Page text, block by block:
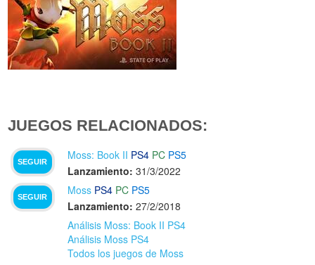
JUEGOS RELACIONADOS:
SEGUIR
Moss: Book II PS4 PC PS5
Lanzamiento: 31/3/2022
SEGUIR
Moss PS4 PC PS5
Lanzamiento: 27/2/2018
Análisis Moss: Book II PS4
Análisis Moss PS4
Todos los juegos de Moss